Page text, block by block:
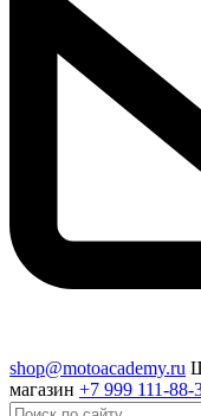
shop@motoacademy.ru
магазин +7 999 111-88-